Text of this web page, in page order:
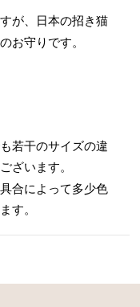
が、日本の招き猫
お守りです。
若干のサイズの違
ざいます。
合によって多少色
ます。